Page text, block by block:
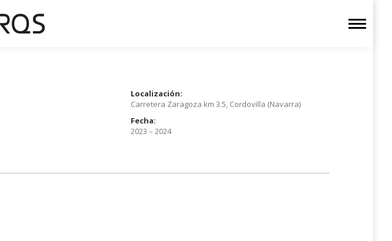
Localización:
Carretera Zaragoza km 3.5, Cordovilla (Navarra)
Fecha:
2023 – 2024